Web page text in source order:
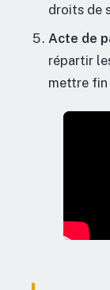
droits de
Acte de
répartir
mettre fin